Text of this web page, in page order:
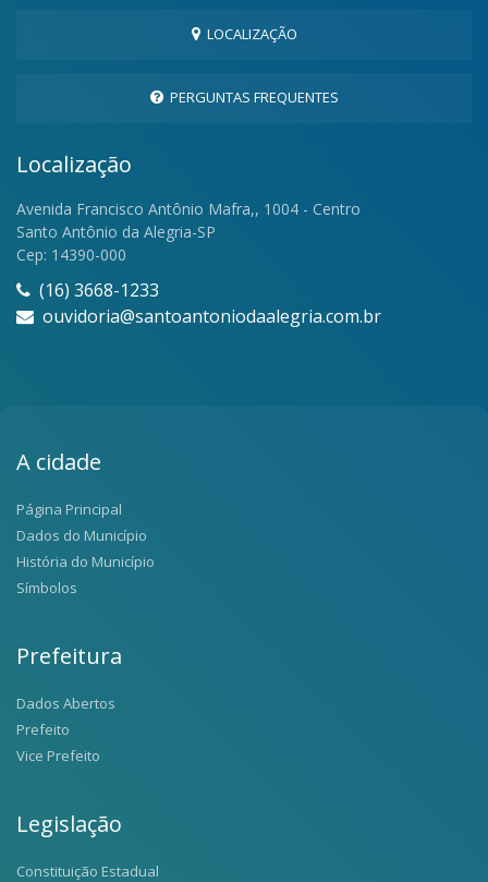
LOCALIZAÇÃO
PERGUNTAS FREQUENTES
Localização
Avenida Francisco Antônio Mafra,, 1004 - Centro
Santo Antônio da Alegria-SP
Cep: 14390-000
(16) 3668-1233
ouvidoria@santoantoniodaalegria.com.br
A cidade
Página Principal
Dados do Município
História do Município
Símbolos
Prefeitura
Dados Abertos
Prefeito
Vice Prefeito
Legislação
Constituição Estadual